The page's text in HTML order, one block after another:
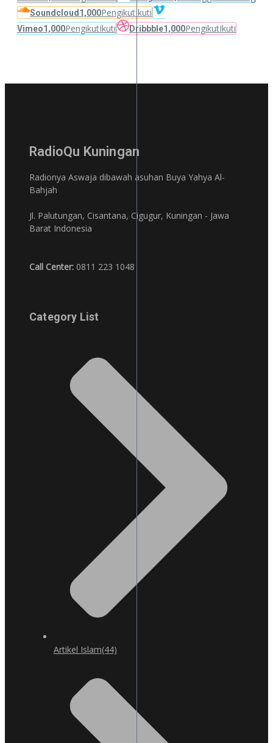
Soundcloud 1,000PengikutIkuti
Vimeo1,000PengikutIkuti Dribbble1,000PengikutIkuti
RadioQu Kuningan
Radionya Aswaja dibawah asuhan Buya Yahya Al-
Bahjah
Jl. Palutungan, Cisantana, Cigugur, Kuningan - Jawa
Barat Indonesia
Call Center: 0811 223 1048
Category List
Artikel Islam(44)